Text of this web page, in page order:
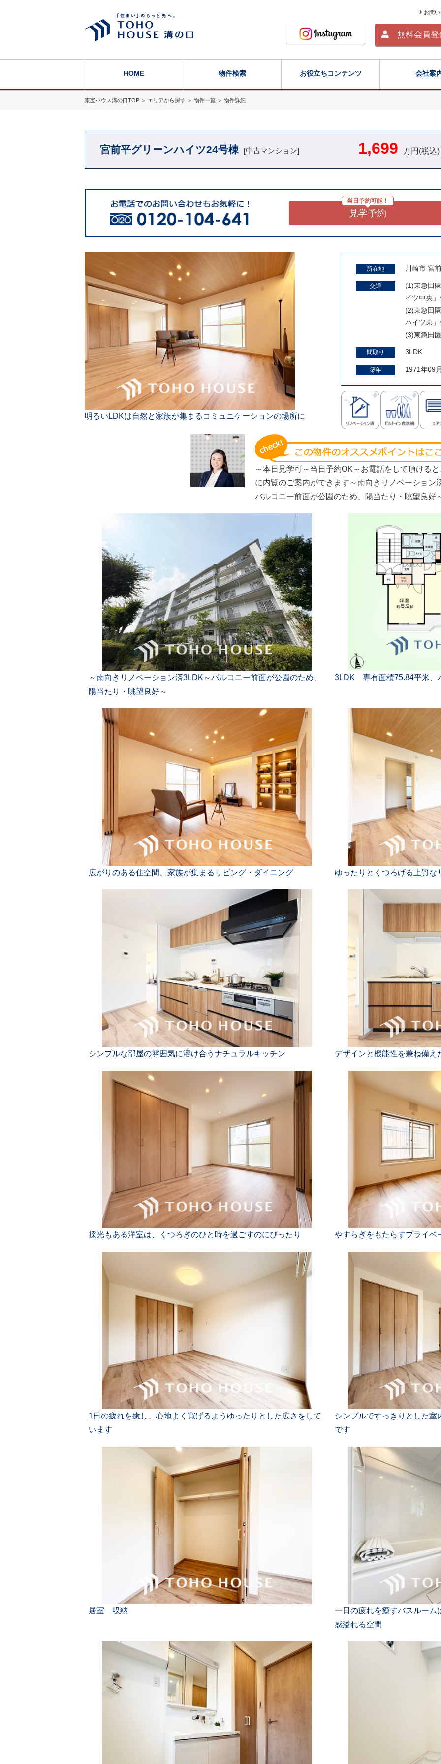
無料会員登
お問
HOME 物件検索 お役立ちコンテンツ 会社案
東宝ハウス溝の口TOP ＞ エリアから探す ＞ 物件一覧 ＞ 物件詳細
宮前平グリーンハイツ24号棟 [中古マンション] 1,699 万円(税込)
当日予約可能！
見学予約
明るいLDKは自然と家族が集まるコミュニケーションの場所に
所在地 川崎市 宮
交通
(1)東急田
イツ中央
(2)東急田
ハイツ東
(3)東急田
間取り 3LDK
築年 1971年09
～本日見学可～当日予約OK～お電話をして頂ける
に内覧のご案内ができます～南向きリノベーション
バルコニー前面が公園のため、陽当たり・眺望良好
～南向きリノベーション済3LDK～バルコニー前面が公園のため、
陽当たり・眺望良好～
3LDK 専有面積75.84平米、
広がりのある住空間、家族が集まるリビング・ダイニング ゆったりとくつろげる上質な
シンプルな部屋の雰囲気に溶け合うナチュラルキッチン デザインと機能性を兼ね備え
採光もある洋室は、くつろぎのひと時を過ごすのにぴったり やすらぎをもたらすプライベ
1日の疲れを癒し、心地よく寛げるようゆったりとした広さをして
います
シンプルですっきりとした
です
居室 収納
一日の疲れを癒すバスルーム
感溢れる空間